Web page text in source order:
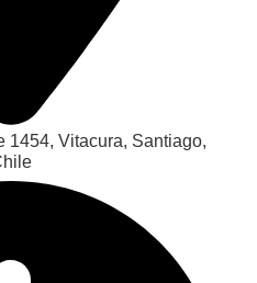
1454, Vitacura, Santiago,